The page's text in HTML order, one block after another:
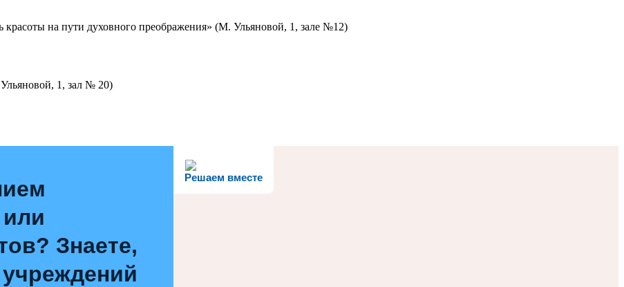
на пути духовного преображения» (М. Ульяновой, 1, зале №12)
1, зал № 20)
Решаем вместе
Знаете,